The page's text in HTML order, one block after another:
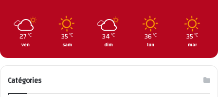
27 ℃
ven
35 ℃
sam
34 ℃
dim
36 ℃
lun
35 ℃
mar
Catégories